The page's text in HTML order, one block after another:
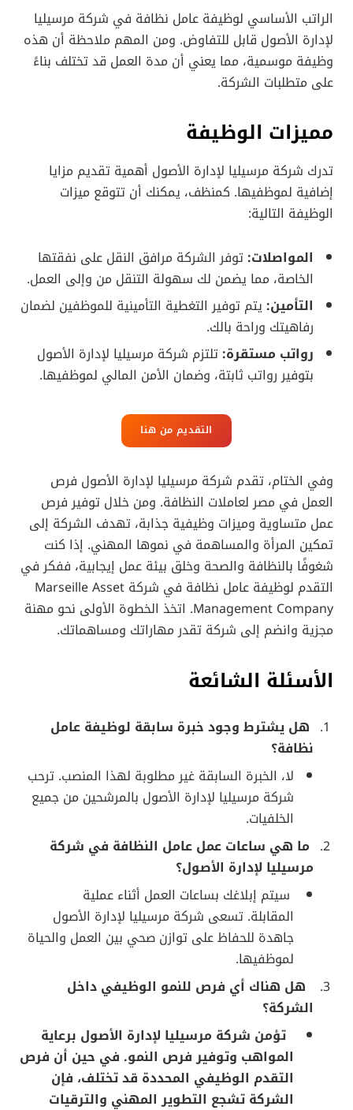
الراتب الأساسي لوظيفة عامل نظافة في شركة مرسيليا
لإدارة الأصول قابل للتفاوض. ومن المهم ملاحظة أن هذه
وظيفة موسمية، مما يعني أن مدة العمل قد تختلف بناءً
على متطلبات الشركة.
مميزات الوظيفة
تدرك شركة مرسيليا لإدارة الأصول أهمية تقديم مزايا
إضافية لموظفيها. كمنظف، يمكنك أن تتوقع ميزات
الوظيفة التالية:
المواصلات: توفر الشركة مرافق النقل على نفقتها
الخاصة، مما يضمن لك سهولة التنقل من وإلى العمل.
التأمين: يتم توفير التغطية التأمينية للموظفين لضمان
رفاهيتك وراحة بالك.
رواتب مستقرة: تلتزم شركة مرسيليا لإدارة الأصول
بتوفير رواتب ثابتة، وضمان الأمن المالي لموظفيها.
التقديم من هنا
وفي الختام، تقدم شركة مرسيليا لإدارة الأصول فرص
العمل في مصر لعاملات النظافة. ومن خلال توفير فرص
عمل متساوية وميزات وظيفية جذابة، تهدف الشركة إلى
تمكين المرأة والمساهمة في نموها المهني. إذا كنت
شغوفًا بالنظافة والصحة وخلق بيئة عمل إيجابية، ففكر في
التقدم لوظيفة عامل نظافة في شركة Marseille Asset
Management Company. اتخذ الخطوة الأولى نحو مهنة
مجزية وانضم إلى شركة تقدر مهاراتك ومساهماتك.
الأسئلة الشائعة
هل يشترط وجود خبرة سابقة لوظيفة عامل
نظافة؟
لا، الخبرة السابقة غير مطلوبة لهذا المنصب. ترحب
شركة مرسيليا لإدارة الأصول بالمرشحين من جميع
الخلفيات.
ما هي ساعات عمل عامل النظافة في شركة
مرسيليا لإدارة الأصول؟
سيتم إبلاغك بساعات العمل أثناء عملية
المقابلة. تسعى شركة مرسيليا لإدارة الأصول
جاهدة للحفاظ على توازن صحي بين العمل والحياة
لموظفيها.
هل هناك أي فرص للنمو الوظيفي داخل
الشركة؟
تؤمن شركة مرسيليا لإدارة الأصول برعاية
المواهب وتوفير فرص النمو. في حين أن فرص
التقدم الوظيفي المحددة قد تختلف، فإن
الشركة تشجع التطوير المهني والترقيات